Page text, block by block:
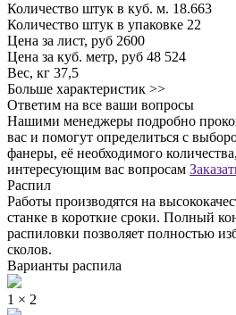
Количество штук в куб. м. 18.663
Количество штук в упаковке 22
Цена за лист, руб 2600
Цена за куб. метр, руб 48 524
Вес, кг 37,5
Больше характеристик >>
Ответим на все ваши вопросы
Нашими менеджеры подробно
вас и помогут определиться с
фанеры, её необходимого
интересующим вас вопросам
Распил
Работы производятся на
станке в короткие сроки. Полный
распиловки позволяет полностью
сколов.
Варианты распила
1 × 2